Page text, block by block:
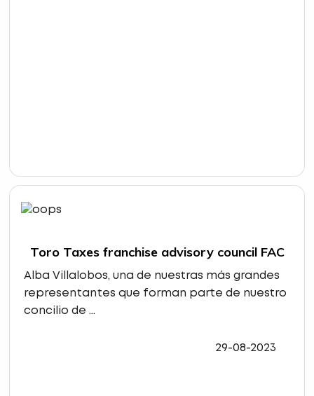
Toro Taxes franchise advisory council FAC
Alba Villalobos, una de nuestras más grandes
representantes que forman parte de nuestro
concilio de ...
29-08-2023